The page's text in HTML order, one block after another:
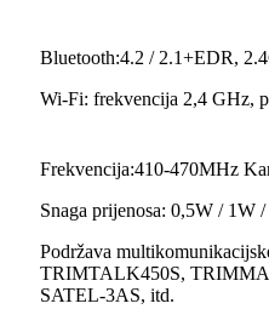
Bluetooth:4.2 / 2.1+EDR,
Wi-Fi: frekvencija 2,4 GHz,
Frekvencija:410-470MHz
Snaga prijenosa: 0,5W / 1W
Podržava
TRIMTALK450S,
SATEL-3AS, itd.